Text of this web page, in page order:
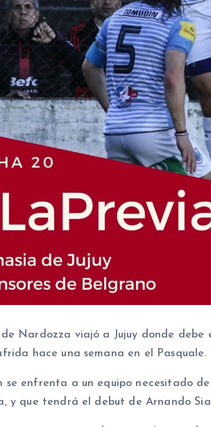
de Nardozza viajó a Jujuy donde
hace una semana en el Pasquale.
se enfrenta a un equipo necesitado
y que tendrá el debut de Arnando